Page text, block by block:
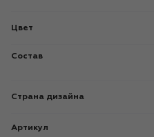
Цвет
Состав
Страна дизайна
Артикул